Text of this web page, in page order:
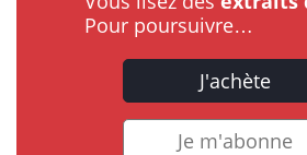
Pour poursuivre…
J'achète
Je m'abonne